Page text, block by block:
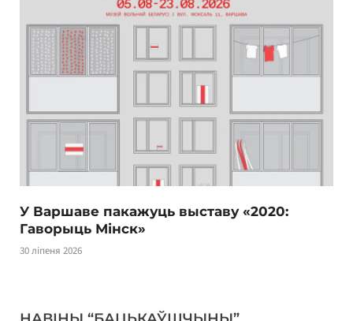
У Варшаве пакажуць выставу «2020:
Гаворыць Мінск»
30 ліпеня 2026